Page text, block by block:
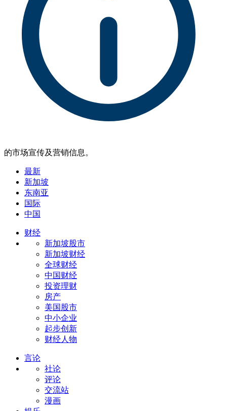
的市场宣传及营销信息。
最新
新加坡
东南亚
国际
中国
财经
新加坡股市
新加坡财经
全球财经
中国财经
投资理财
房产
美国股市
中小企业
起步创新
财经人物
言论
社论
评论
交流站
漫画